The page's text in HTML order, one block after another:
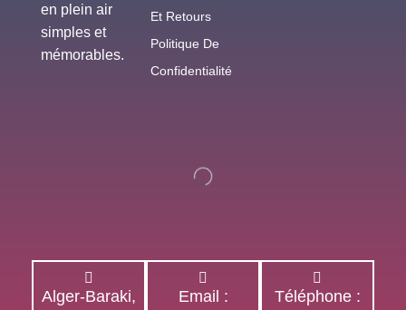
en plein air
simples et
mémorables.
Et Retours
Politique De
Confidentialité
Alger-Baraki,
Email :
Téléphone :